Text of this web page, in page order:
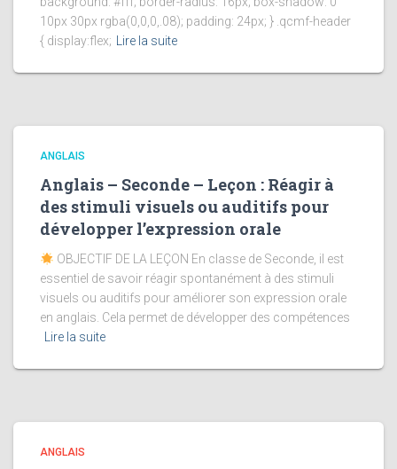
10px 30px rgba(0,0,0,.08); padding: 24px; } .qcmf-header
{ display:flex; Lire la suite
ANGLAIS
Anglais – Seconde – Leçon : Réagir à
des stimuli visuels ou auditifs pour
développer l’expression orale
OBJECTIF DE LA LEÇON En classe de Seconde, il est
essentiel de savoir réagir spontanément à des stimuli
visuels ou auditifs pour améliorer son expression orale
en anglais. Cela permet de développer des compétences
Lire la suite
ANGLAIS